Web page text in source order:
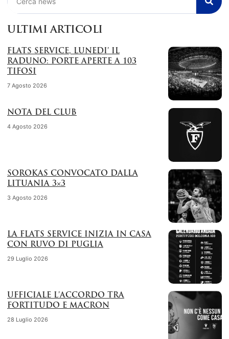
ULTIMI ARTICOLI
FLATS SERVICE, LUNEDI’ IL
RADUNO: PORTE APERTE A 103
TIFOSI
7 Agosto 2026
NOTA DEL CLUB
4 Agosto 2026
SOROKAS CONVOCATO DALLA
LITUANIA 3×3
3 Agosto 2026
LA FLATS SERVICE INIZIA IN CASA
CON RUVO DI PUGLIA
29 Luglio 2026
UFFICIALE L’ACCORDO TRA
FORTITUDO E MACRON
28 Luglio 2026